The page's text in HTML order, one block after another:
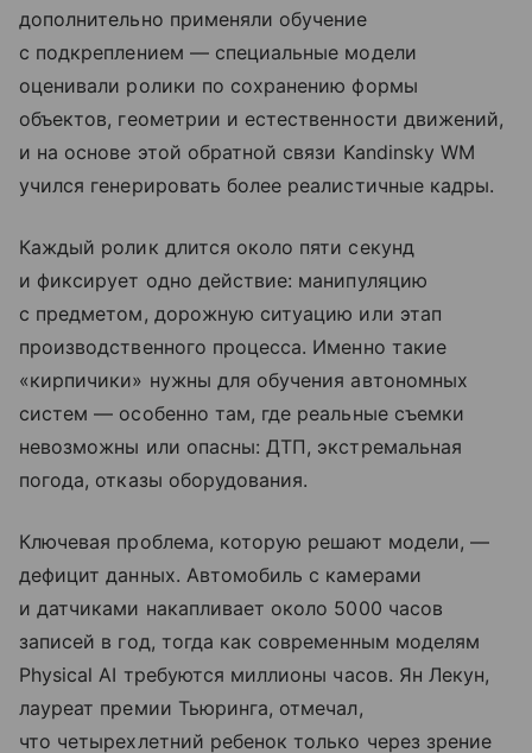
дополнительно применяли обучение
с подкреплением — специальные модели
оценивали ролики по сохранению формы
объектов, геометрии и естественности движений,
и на основе этой обратной связи Kandinsky WM
учился генерировать более реалистичные кадры.
Каждый ролик длится около пяти секунд
и фиксирует одно действие: манипуляцию
с предметом, дорожную ситуацию или этап
производственного процесса. Именно такие
«кирпичики» нужны для обучения автономных
систем — особенно там, где реальные съемки
невозможны или опасны: ДТП, экстремальная
погода, отказы оборудования.
Ключевая проблема, которую решают модели, —
дефицит данных. Автомобиль с камерами
и датчиками накапливает около 5000 часов
записей в год, тогда как современным моделям
Physical AI требуются миллионы часов. Ян Лекун,
лауреат премии Тьюринга, отмечал,
что четырехлетний ребенок только через зрение